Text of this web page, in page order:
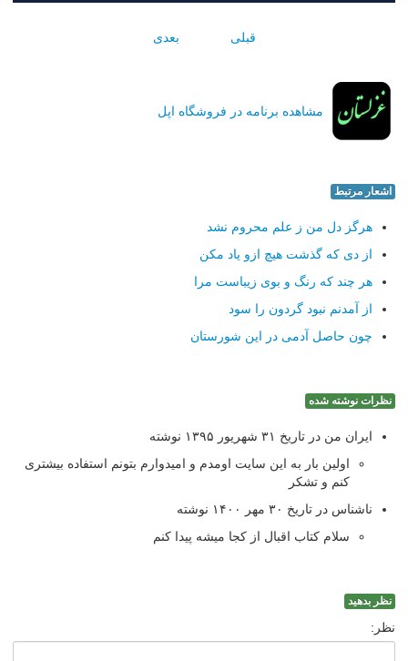
قبلی بعدی
مشاهده برنامه در فروشگاه اپل
اشعار مرتبط
هرگز دل من ز علم محروم نشد
از دی که گذشت هیچ ازو یاد مکن
هر چند که رنگ و بوی زیباست مرا
از آمدنم نبود گردون را سود
چون حاصل آدمی در این شورستان
نظرات نوشته شده
ایران من در تاریخ ۳۱ شهریور ۱۳۹۵ نوشته
اولین بار به این سایت اومدم و امیدوارم بتونم استفاده بیشتری
کنم و تشکر
ناشناس در تاریخ ۳۰ مهر ۱۴۰۰ نوشته
سلام کتاب اقبال از کجا میشه پیدا کنم
نظر بدهید
نظر: